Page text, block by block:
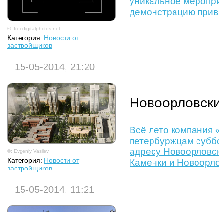
©: freedigitalphotos.net
Категория: Новости от
застройщиков
демонстрацию
15-05-2014, 21:20
©: Evgeniy Vasilev
Категория: Новости от
застройщиков
Всё лето компания
петербуржцам
адресу
Каменки и
15-05-2014, 11:21